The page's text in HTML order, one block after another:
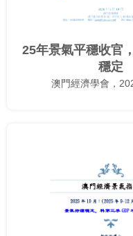
25年景氣平穩收官
穩定
澳門經濟學會，